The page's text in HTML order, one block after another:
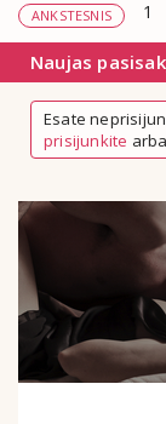
ANKSTESNIS 1
Naujas
Esate
prisijunkite arba